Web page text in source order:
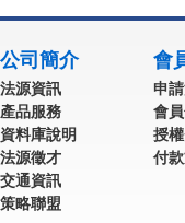
公司簡介
法源資訊
產品服務
資料庫說明
法源徵才
交通資訊
策略聯盟
會
申
會
授
付